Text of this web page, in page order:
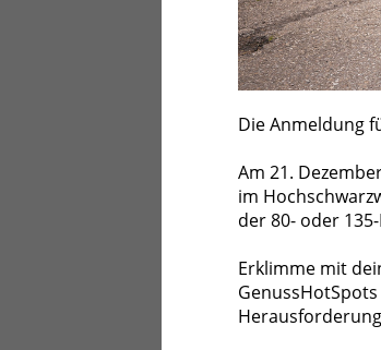
Die Anmeldung
Am 21.
im
der 80- oder
Erklimme mit